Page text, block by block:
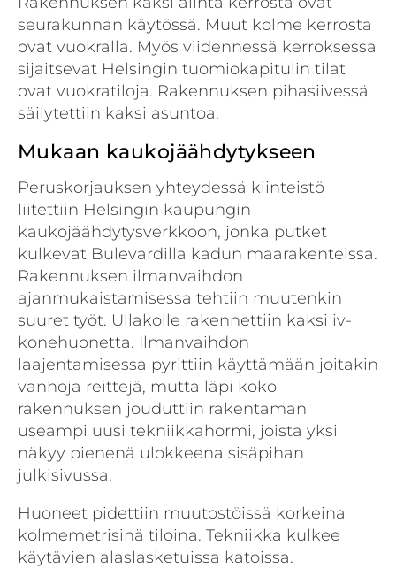
seurakunnan käytössä. Muut kolme kerrosta
ovat vuokralla. Myös viidennessä kerroksessa
sijaitsevat Helsingin tuomiokapitulin tilat
ovat vuokratiloja. Rakennuksen pihasiivessä
säilytettiin kaksi asuntoa.
Mukaan kaukojäähdytykseen
Peruskorjauksen yhteydessä kiinteistö
liitettiin Helsingin kaupungin
kaukojäähdytysverkkoon, jonka putket
kulkevat Bulevardilla kadun maarakenteissa.
Rakennuksen ilmanvaihdon
ajanmukaistamisessa tehtiin muutenkin
suuret työt. Ullakolle rakennettiin kaksi iv-
konehuonetta. Ilmanvaihdon
laajentamisessa pyrittiin käyttämään joitakin
vanhoja reittejä, mutta läpi koko
rakennuksen jouduttiin rakentaman
useampi uusi tekniikkahormi, joista yksi
näkyy pienenä ulokkeena sisäpihan
julkisivussa.
Huoneet pidettiin muutostöissä korkeina
kolmemetrisinä tiloina. Tekniikka kulkee
käytävien alaslasketuissa katoissa.